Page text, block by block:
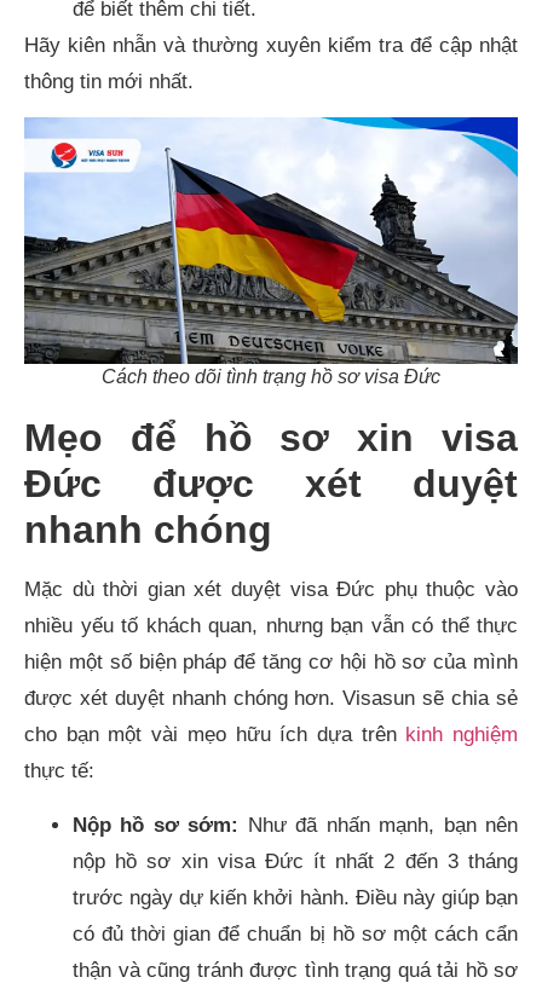
để biết thêm chi tiết.
Hãy kiên nhẫn và thường xuyên kiểm tra để cập nhật
thông tin mới nhất.
Cách theo dõi tình trạng hồ sơ visa Đức
Mẹo để hồ sơ xin visa
Đức được xét duyệt
nhanh chóng
Mặc dù thời gian xét duyệt visa Đức phụ thuộc vào
nhiều yếu tố khách quan, nhưng bạn vẫn có thể thực
hiện một số biện pháp để tăng cơ hội hồ sơ của mình
được xét duyệt nhanh chóng hơn. Visasun sẽ chia sẻ
cho bạn một vài mẹo hữu ích dựa trên kinh nghiệm
thực tế:
Nộp hồ sơ sớm: Như đã nhấn mạnh, bạn nên
nộp hồ sơ xin visa Đức ít nhất 2 đến 3 tháng
trước ngày dự kiến khởi hành. Điều này giúp bạn
có đủ thời gian để chuẩn bị hồ sơ một cách cẩn
thận và cũng tránh được tình trạng quá tải hồ sơ